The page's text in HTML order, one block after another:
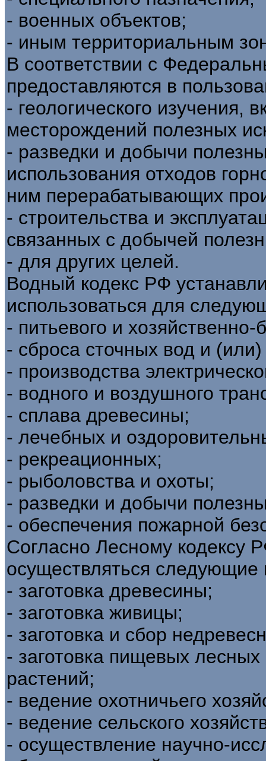
- военных объектов;
- иным территориальным
В соответствии с
предоставляются в
- геологического изучения,
месторождений полезных
- разведки и добычи
использования отходов
ним перерабатывающих
- строительства и
связанных с добычей
- для других целей.
Водный кодекс РФ
использоваться для
- питьевого и
- сброса сточных вод и
- производства
- водного и воздушного
- сплава древесины;
- лечебных и
- рекреационных;
- рыболовства и охоты;
- разведки и добычи
- обеспечения пожарной
Согласно Лесному кодексу
осуществляться
- заготовка древесины;
- заготовка живицы;
- заготовка и сбор
- заготовка пищевых
растений;
- ведение охотничьего
- ведение сельского
- осуществление научно-